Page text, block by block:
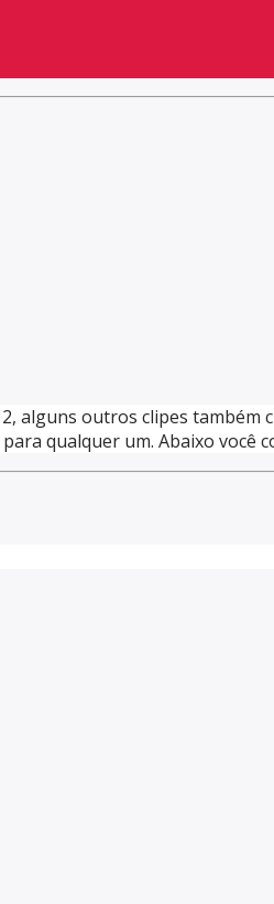
alguns outros clipes
qualquer um. Abaixo você